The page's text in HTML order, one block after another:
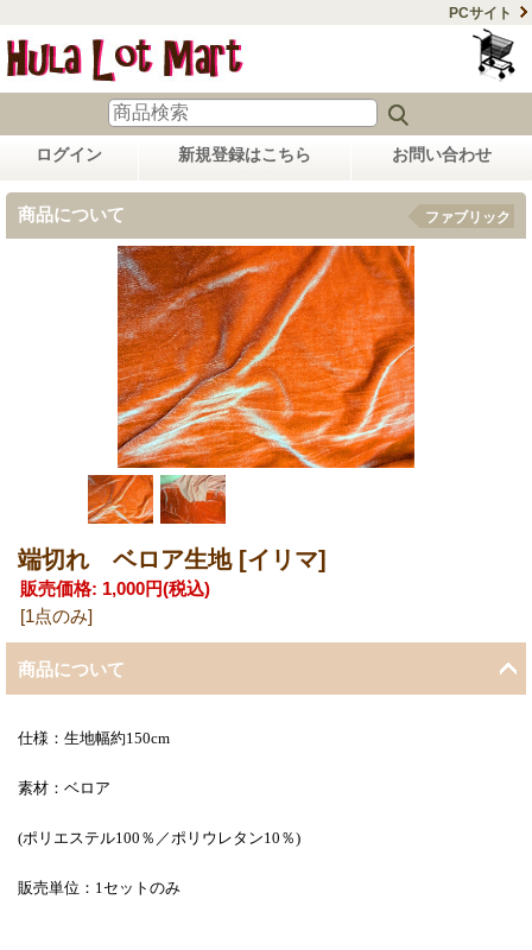
PCサイト
ログイン 新規登録はこちら お問い合わせ
商品について ファブリック
端切れ ベロア生地 [イリマ]
販売価格: 1,000円(税込)
[1点のみ]
商品について
仕様：生地幅約150cm
素材：ベロア
(ポリエステル100％／ポリウレタン10％)
販売単位：1セットのみ